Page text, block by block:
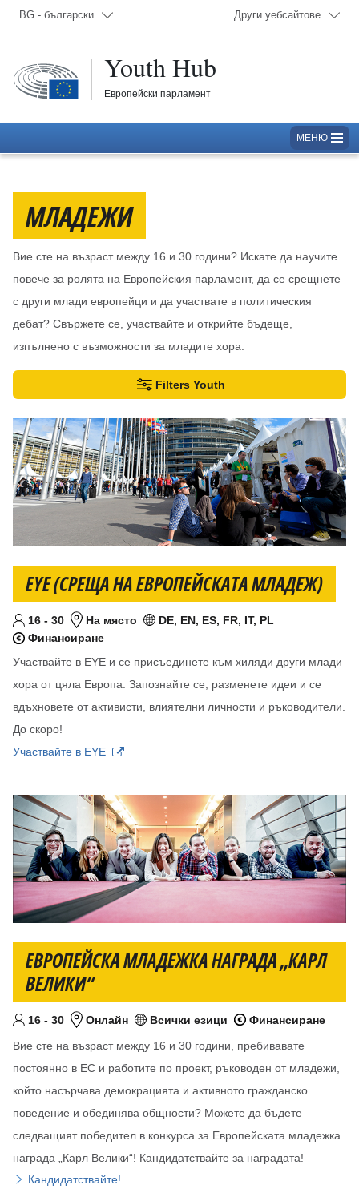
Изберете език; В момента:
BG - български Други уебсайтове
Youth Hub
Европейски парламент
МЕНЮ
МЛАДЕЖИ
Вие сте на възраст между 16 и 30 години? Искате да научите
повече за ролята на Европейския парламент, да се срещнете
с други млади европейци и да участвате в политическия
дебат? Свържете се, участвайте и открийте бъдеще,
изпълнено с възможности за младите хора.
Filters Youth
Намерени резултати:14
EYE (СРЕЩА НА ЕВРОПЕЙСКАТА МЛАДЕЖ)
Целева възраст
От
16 - До
30години
Местоположение
На място Език/езици
DE, EN, ES, FR, IT, PL
Финансирани проекти
Финансиране
Участвайте в EYE и се присъединете към хиляди други млади
хора от цяла Европа. Запознайте се, разменете идеи и се
вдъхновете от активисти, влиятелни личности и ръководители.
До скоро!
Участвайте в EYE
ЕВРОПЕЙСКА МЛАДЕЖКА НАГРАДА „КАРЛ
ВЕЛИКИ“
Целева възраст
От
16 - До
30години
Местоположение
Онлайн Език/езици
Всички езици Финансирани проекти
Финансиране
Вие сте на възраст между 16 и 30 години, пребивавате
постоянно в ЕС и работите по проект, ръководен от младежи,
който насърчава демокрацията и активното гражданско
поведение и обединява общности? Можете да бъдете
следващият победител в конкурса за Европейската младежка
награда „Карл Велики“! Кандидатствайте за наградата!
Кандидатствайте!